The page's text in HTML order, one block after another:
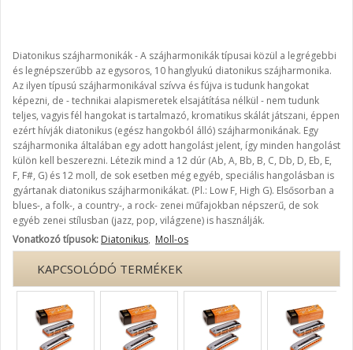
Diatonikus szájharmonikák - A szájharmonikák típusai közül a legrégebbi
és legnépszerűbb az egysoros, 10 hanglyukú diatonikus szájharmonika.
Az ilyen típusú szájharmonikával szívva és fújva is tudunk hangokat
képezni, de - technikai alapismeretek elsajátítása nélkül - nem tudunk
teljes, vagyis fél hangokat is tartalmazó, kromatikus skálát játszani, éppen
ezért hívják diatonikus (egész hangokból álló) szájharmonikának. Egy
szájharmonika általában egy adott hangolást jelent, így minden hangolást
külön kell beszerezni. Létezik mind a 12 dúr (Ab, A, Bb, B, C, Db, D, Eb, E,
F, F#, G) és 12 moll, de sok esetben még egyéb, speciális hangolásban is
gyártanak diatonikus szájharmonikákat. (Pl.: Low F, High G). Elsősorban a
blues-, a folk-, a country-, a rock- zenei műfajokban népszerű, de sok
egyéb zenei stílusban (jazz, pop, világzene) is használják.
Vonatkozó típusok: Diatonikus, Moll-os
KAPCSOLÓDÓ TERMÉKEK